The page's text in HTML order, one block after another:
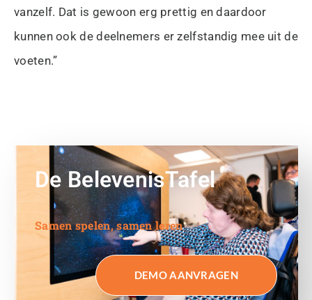
vanzelf. Dat is gewoon erg prettig en daardoor
kunnen ook de deelnemers er zelfstandig mee uit de
voeten.”
De BelevenisTafel
Samen spelen, samen leren
DEMO AANVRAGEN